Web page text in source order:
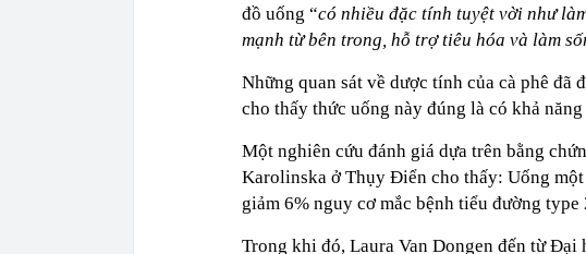
đồ uống “có nhiều đặc tính tuyệt vời như
mạnh từ bên trong, hỗ trợ tiêu hóa và làm
Những quan sát về dược tính của cà phê đã
cho thấy thức uống này đúng là có khả
Một nghiên cứu đánh giá dựa trên bằng
Karolinska ở Thụy Điển cho thấy: Uống
giảm 6% nguy cơ mắc bệnh tiểu đường type
Trong khi đó, Laura Van Dongen đến từ Đại